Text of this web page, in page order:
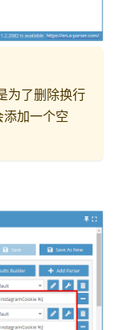
为了删除换行
加一个空